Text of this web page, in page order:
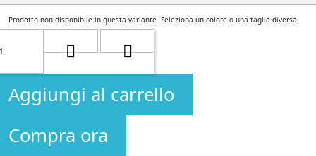
Prodotto non disponibile in questa variante. Seleziona un colore o una taglia diversa.
Aggiungi al carrello
Compra ora